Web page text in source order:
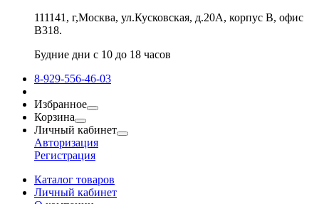
111141, г,Москва, ул.Кусковская, д.20А, корпус В, офис
В318.
Будние дни с 10 до 18 часов
8-929-556-46-03
Избранное
Корзина
Личный кабинет
Авторизация
Регистрация
Каталог товаров
Личный кабинет